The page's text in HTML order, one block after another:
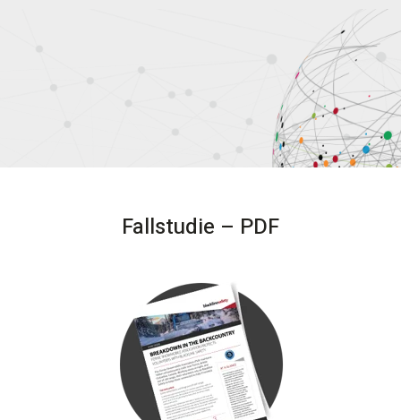
Fallstudie – PDF